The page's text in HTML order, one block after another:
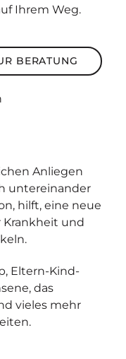
Ihrem Weg.
BERATUNG
Anliegen
untereinander
hilft, eine neue
und
Eltern-Kind-
das
vieles mehr